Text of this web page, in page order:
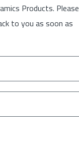
Products. Please
to you as soon as